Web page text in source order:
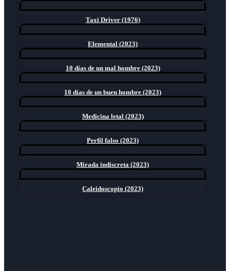
Taxi Driver (1976)
Elemental (2023)
10 días de un mal hombre (2023)
10 días de un buen hombre (2023)
Medicina letal (2023)
Perfil falso (2023)
Mirada indiscreta (2023)
Caleidoscopio (2023)